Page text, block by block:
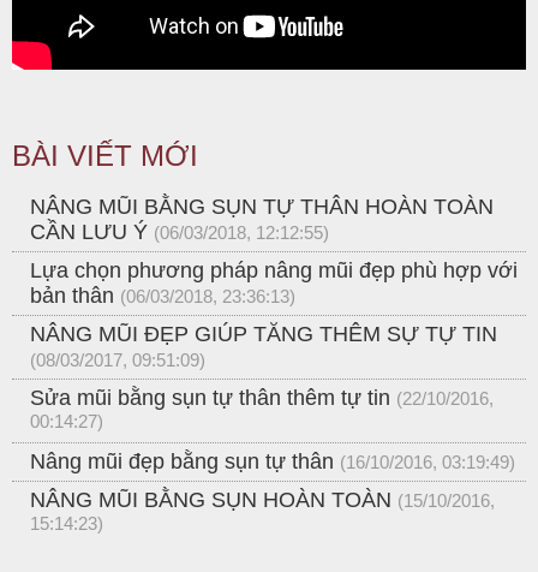
BÀI VIẾT MỚI
NÂNG MŨI BẰNG SỤN TỰ THÂN HOÀN TOÀN
CẦN LƯU Ý (06/03/2018, 12:12:55)
Lựa chọn phương pháp nâng mũi đẹp phù hợp với
bản thân (06/03/2018, 23:36:13)
NÂNG MŨI ĐẸP GIÚP TĂNG THÊM SỰ TỰ TIN
(08/03/2017, 09:51:09)
Sửa mũi bằng sụn tự thân thêm tự tin (22/10/2016,
00:14:27)
Nâng mũi đẹp bằng sụn tự thân (16/10/2016, 03:19:49)
NÂNG MŨI BẰNG SỤN HOÀN TOÀN (15/10/2016,
15:14:23)